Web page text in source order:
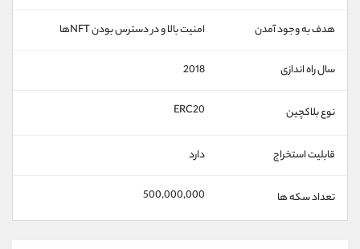
هدف به وجود آمدن امنیت بالا و در دسترس بودن NFTها
سال راه اندازی 2018
نوع بلاکچین ERC20
قابلیت استخراج دارد
تعداد سکه ها 500,000,000